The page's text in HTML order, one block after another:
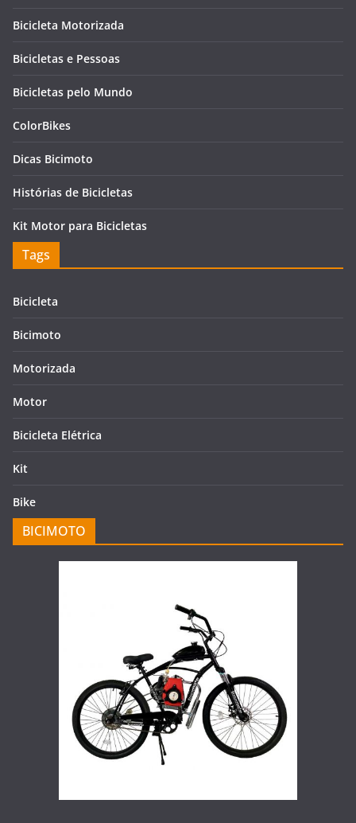
Bicicleta Motorizada
Bicicletas e Pessoas
Bicicletas pelo Mundo
ColorBikes
Dicas Bicimoto
Histórias de Bicicletas
Kit Motor para Bicicletas
Tags
Bicicleta
Bicimoto
Motorizada
Motor
Bicicleta Elétrica
Kit
Bike
BICIMOTO